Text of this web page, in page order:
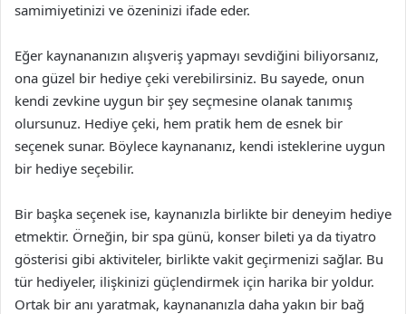
samimiyetinizi ve özeninizi ifade eder.
Eğer kaynananızın alışveriş yapmayı sevdiğini biliyorsanız,
ona güzel bir hediye çeki verebilirsiniz. Bu sayede, onun
kendi zevkine uygun bir şey seçmesine olanak tanımış
olursunuz. Hediye çeki, hem pratik hem de esnek bir
seçenek sunar. Böylece kaynananız, kendi isteklerine uygun
bir hediye seçebilir.
Bir başka seçenek ise, kaynanızla birlikte bir deneyim hediye
etmektir. Örneğin, bir spa günü, konser bileti ya da tiyatro
gösterisi gibi aktiviteler, birlikte vakit geçirmenizi sağlar. Bu
tür hediyeler, ilişkinizi güçlendirmek için harika bir yoldur.
Ortak bir anı yaratmak, kaynananızla daha yakın bir bağ